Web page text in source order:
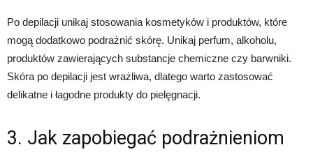
Po depilacji unikaj stosowania kosmetyków i produktów, które
mogą dodatkowo podrażnić skórę. Unikaj perfum, alkoholu,
produktów zawierających substancje chemiczne czy barwniki.
Skóra po depilacji jest wrażliwa, dlatego warto zastosować
delikatne i łagodne produkty do pielęgnacji.
3. Jak zapobiegać podrażnieniom